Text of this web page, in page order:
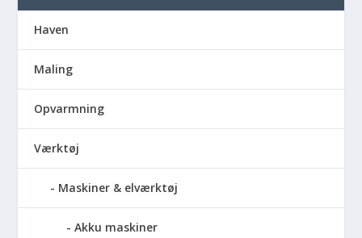
Haven
Maling
Opvarmning
Værktøj
Maskiner & elværktøj
Akku maskiner